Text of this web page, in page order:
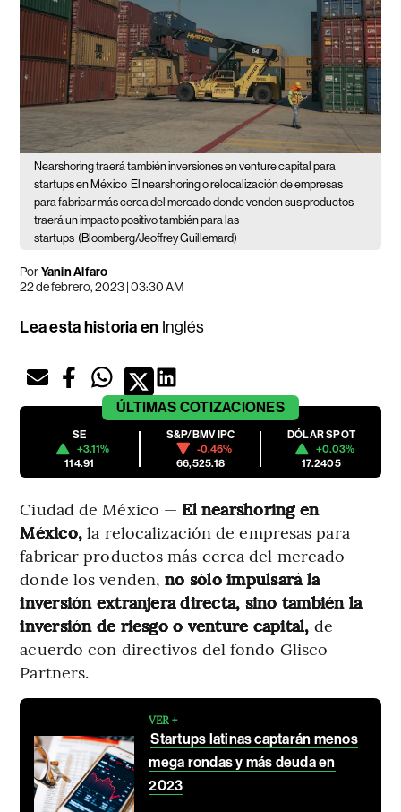
Nearshoring traerá también inversiones en venture capital para
startups en México El nearshoring o relocalización de empresas
para fabricar más cerca del mercado donde venden sus productos
traerá un impacto positivo también para las
startups (Bloomberg/Jeoffrey Guillemard)
PorYanin Alfaro
22 de febrero, 2023 | 03:30 AM
Lea esta historia en Inglés
ÚLTIMAS COTIZACIONES
SE
+3.11%
114.91
S&P/BMV IPC
-0.46%
66,525.18
DÓLAR SPOT
+0.03%
17.2405
Ciudad de México — El nearshoring en
México,la relocalización de empresas para
fabricar productos más cerca del mercado
donde los venden,no sólo impulsará la
inversión extranjera directa, sino también la
inversión de riesgo o venture capital, de
acuerdo con directivos del fondo Glisco
Partners.
VER +
Startups latinas captarán menos
mega rondas y más deuda en
2023